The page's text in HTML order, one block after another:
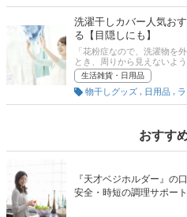
洗濯干しカバー人気お
る【目隠しにも】
「花粉症なので、洗濯物を
とき、周りから見えないよ
を覆うようにして使う洗濯
ーは、急な雨や花粉、虫か
物の目隠しにもぴったり！
とのはさんからのアドバイ
生活雑貨・日用品
物干しグッズ
日用品
おすす
『天才ベジホルダー』の
安全・時短の調理サポー